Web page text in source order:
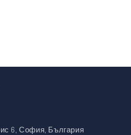
6, София, България